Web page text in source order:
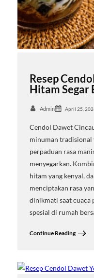
Resep
Hitam Segar
Admin April 25,
Cendol Dawet
minuman tradisional
perpaduan rasa
menyegarkan.
hitam yang kenyal,
menciptakan rasa
dinikmati saat cuaca
spesial di rumah
Continue Reading